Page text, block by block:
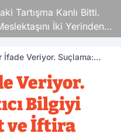
Tartışma Kanlı Bitti.
İki Yerinden
İfade Veriyor. Suçlama:
Veriyor.
Bilgiyi
ve İftira